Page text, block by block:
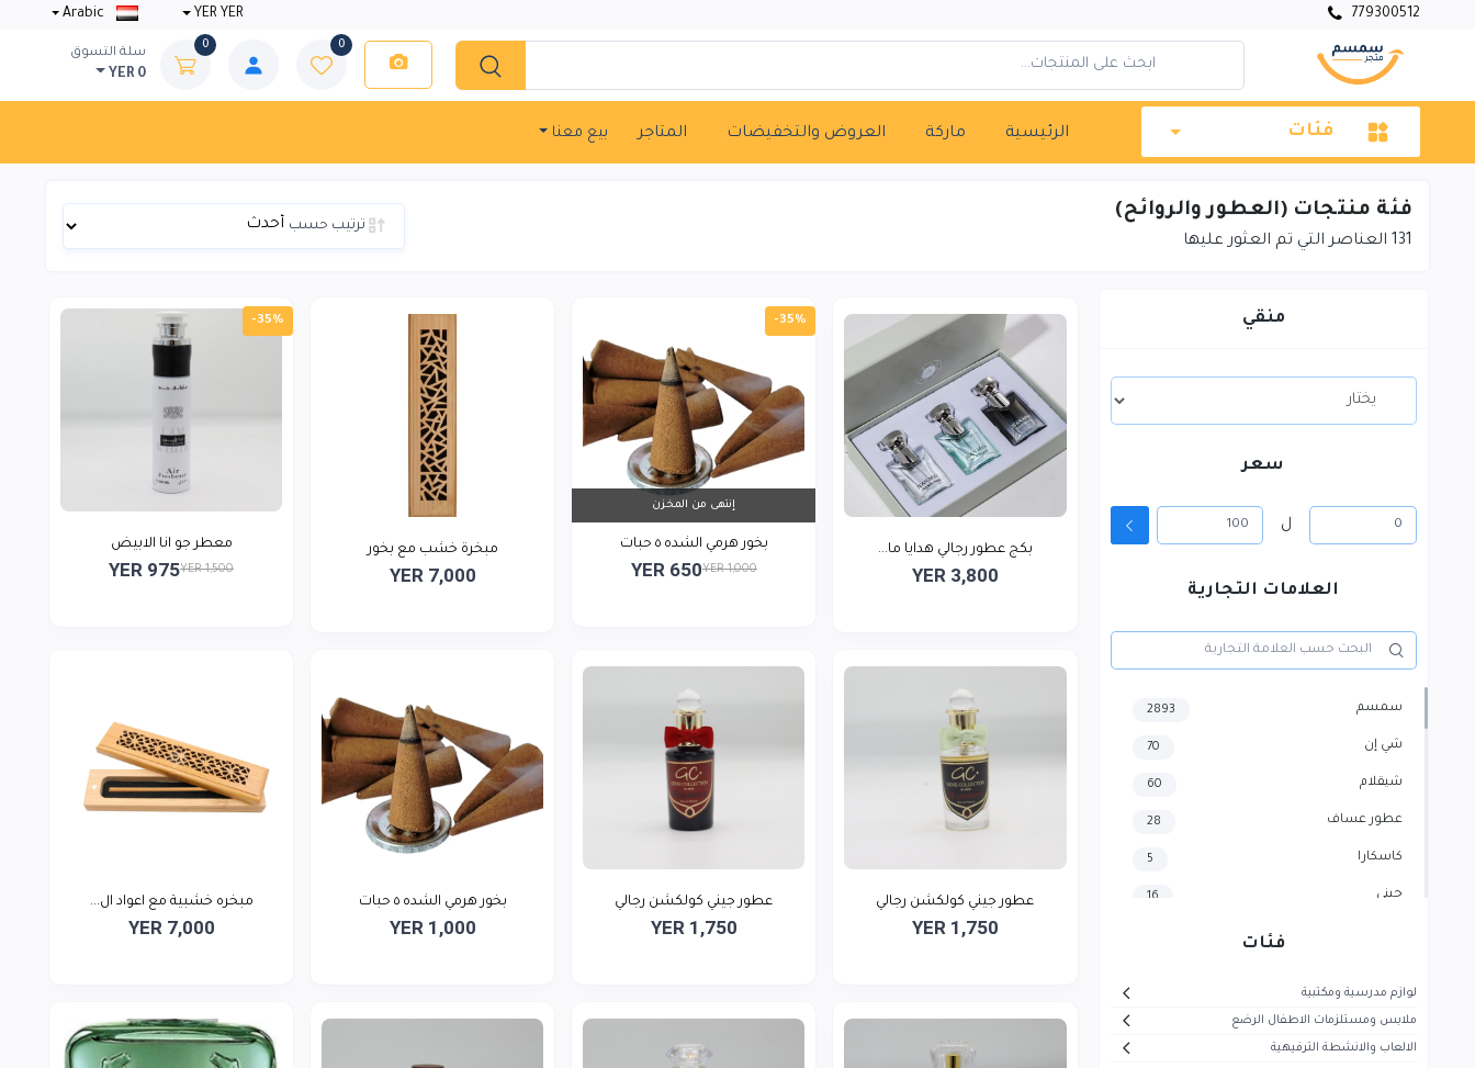
779300512
YER YER
0
0
سلة التسوق
YER 0
فئات الرئيسية ماركة العروض والتخفيضات المتاجر بيع معنا
فئة منتجات (العطور والروائح)
131 العناصر التي تم العثور عليها
ترتيب حسب
منقي
سعر
ل
العلامات التجارية
سمسم 2893
شي إن 70
شيقلام 60
عطور عساف 28
كاسكارا 5
جيني 16
هاير
فئات
لوازم مدرسية ومكتبية
ملابس ومستلزمات الاطفال الرضع
الالعاب والانشطة الترفيهية
بكج عطور رجالي هدايا ما...
YER 3,800
-35%
إنتهى من المخزن
بخور هرمي الشده ٥ حبات
YER 1,000
YER 650
مبخرة خشب مع بخور
YER 7,000
-35%
معطر جو انا الابيض
YER 1,500
YER 975
عطور جيني كولكشن رجالي
YER 1,750
عطور جيني كولكشن رجالي
YER 1,750
بخور هرمي الشده ٥ حبات
YER 1,000
مبخره خشبية مع اعواد ال...
YER 7,000